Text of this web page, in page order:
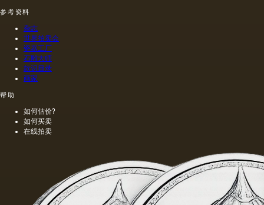
参考资料
杂志
世界拍卖会
瓷器工厂
石雕大师
款识目录
画家
帮助
如何估价?
如何买卖
在线拍卖